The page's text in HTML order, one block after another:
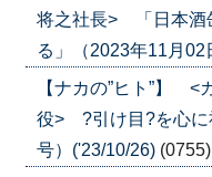
将之社長> 「日本酒
る」（2023年11月02
【ナカの”ヒト”】
役> ?引け目?を心に
号）('23/10/26) (0755)